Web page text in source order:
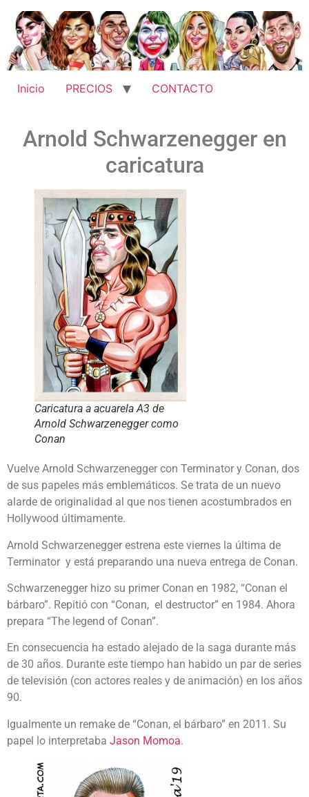
Inicio PRECIOS CONTACTO
Arnold Schwarzenegger en
caricatura
Caricatura a acuarela A3 de
Arnold Schwarzenegger como
Conan
Vuelve Arnold Schwarzenegger con Terminator y Conan, dos
de sus papeles más emblemáticos. Se trata de un nuevo
alarde de originalidad al que nos tienen acostumbrados en
Hollywood últimamente.
Arnold Schwarzenegger estrena este viernes la última de
Terminator y está preparando una nueva entrega de Conan.
Schwarzenegger hizo su primer Conan en 1982, “Conan el
bárbaro”. Repitió con “Conan, el destructor” en 1984. Ahora
prepara “The legend of Conan”.
En consecuencia ha estado alejado de la saga durante más
de 30 años. Durante este tiempo han habido un par de series
de televisión (con actores reales y de animación) en los años
90.
Igualmente un remake de “Conan, el bárbaro” en 2011. Su
papel lo interpretaba Jason Momoa.